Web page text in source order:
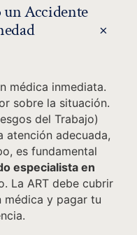
un Accidente
+
médica inmediata.
sobre la situación.
del Trabajo)
atención adecuada,
es fundamental
especialista en
La ART debe cubrir
y pagar tu